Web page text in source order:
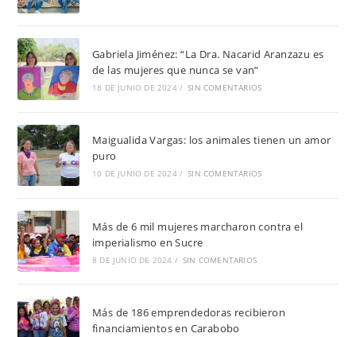
Gabriela Jiménez: “La Dra. Nacarid Aranzazu es
de las mujeres que nunca se van”
18 DE JUNIO DE 2024 / SIN COMENTARIOS
Maigualida Vargas: los animales tienen un amor
puro
10 DE JUNIO DE 2024 / SIN COMENTARIOS
Más de 6 mil mujeres marcharon contra el
imperialismo en Sucre
8 DE JUNIO DE 2024 / SIN COMENTARIOS
Más de 186 emprendedoras recibieron
financiamientos en Carabobo